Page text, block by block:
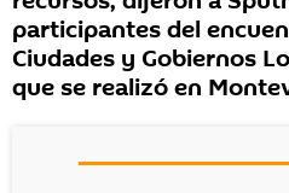
participantes del
Ciudades y Gobiernos
que se realizó en